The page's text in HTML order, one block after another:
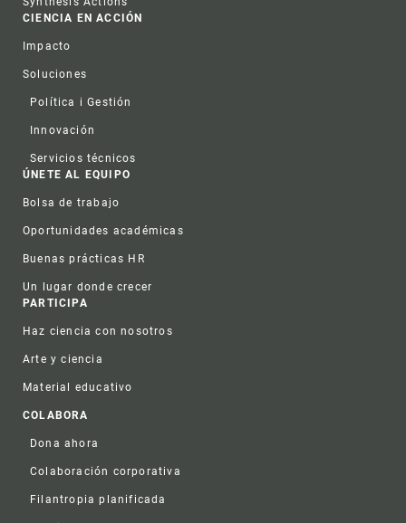
CIENCIA EN ACCIÓN
Impacto
Soluciones
Política i Gestión
Innovación
Servicios técnicos
ÚNETE AL EQUIPO
Bolsa de trabajo
Oportunidades académicas
Buenas prácticas HR
Un lugar donde crecer
PARTICIPA
Haz ciencia con nosotros
Arte y ciencia
Material educativo
COLABORA
Dona ahora
Colaboración corporativa
Filantropia planificada